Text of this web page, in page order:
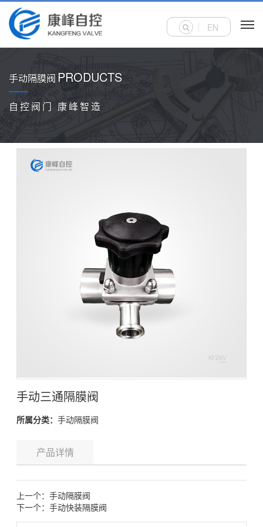
EN
手动隔膜阀 PRODUCTS
自控阀门 康峰智造
手动三通隔膜阀
所属分类：手动隔膜阀
产品详情
上一个：手动隔膜阀
下一个：手动快装隔膜阀